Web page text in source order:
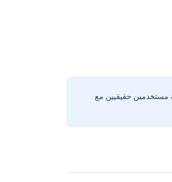
مستخدمين حقيقيين مع